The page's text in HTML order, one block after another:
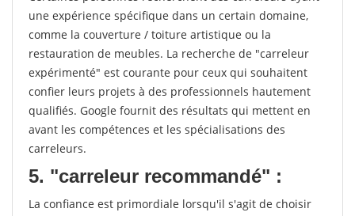
une expérience spécifique dans un certain domaine,
comme la couverture / toiture artistique ou la
restauration de meubles. La recherche de "carreleur
expérimenté" est courante pour ceux qui souhaitent
confier leurs projets à des professionnels hautement
qualifiés. Google fournit des résultats qui mettent en
avant les compétences et les spécialisations des
carreleurs.
5. "carreleur recommandé" :
La confiance est primordiale lorsqu'il s'agit de choisir